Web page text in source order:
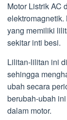
Motor Listrik AC
elektromagnetik.
yang memiliki
sekitar inti besi.
Lilitan-lilitan ini
sehingga
ubah secara
berubah-ubah
dalam motor.